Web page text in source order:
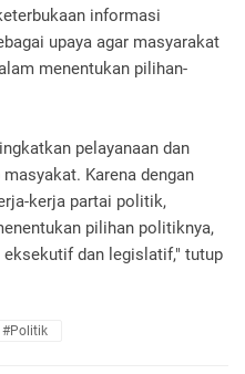
informasi
upaya agar masyarakat
menentukan pilihan-
pelayanaan dan
Karena dengan
kerja partai politik,
pilihan politiknya,
dan legislatif," tutup
#Politik